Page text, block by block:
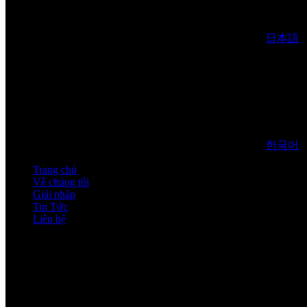
日本語
한국어
Trang chủ
Về chúng tôi
Giải pháp
Tin Tức
Liên hệ